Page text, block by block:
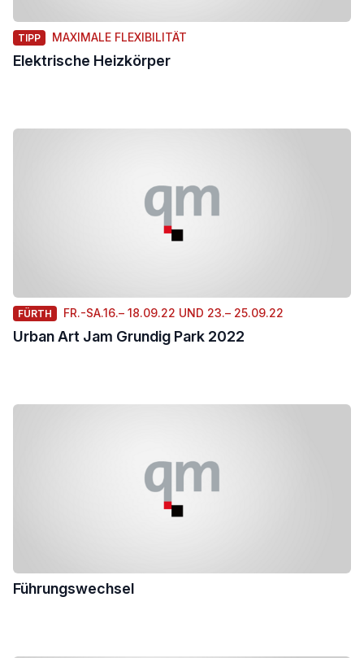
TIPP MAXIMALE FLEXIBILITÄT
Elektrische Heizkörper
FÜRTH FR.-SA.16.– 18.09.22 UND 23.– 25.09.22
Urban Art Jam Grundig Park 2022
Führungswechsel